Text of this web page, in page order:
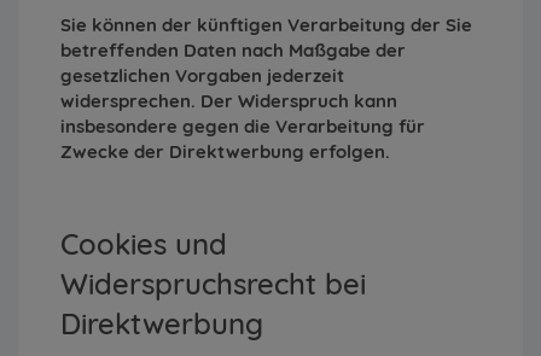
Sie können der künftigen Verarbeitung der Sie
betreffenden Daten nach Maßgabe der
gesetzlichen Vorgaben jederzeit
widersprechen. Der Widerspruch kann
insbesondere gegen die Verarbeitung für
Zwecke der Direktwerbung erfolgen.
Cookies und
Widerspruchsrecht bei
Direktwerbung